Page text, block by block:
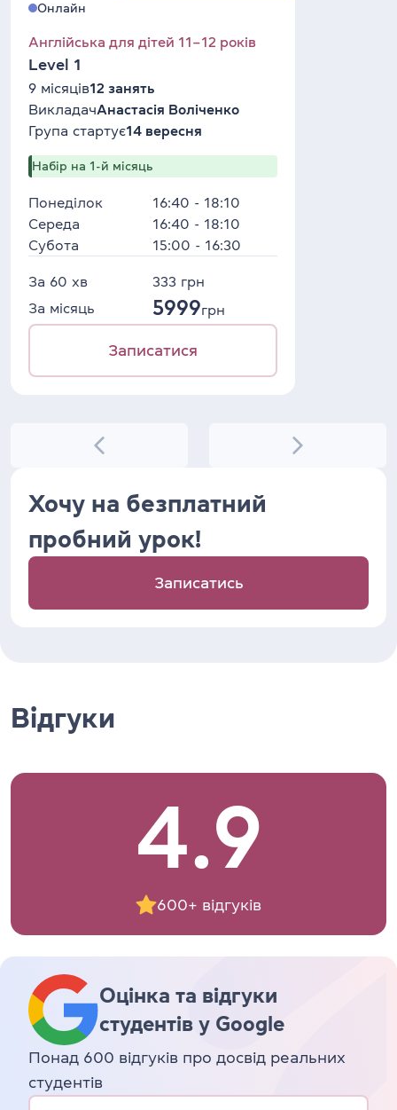
Онлайн
Англійська для дітей 11–12 років
Level 1
9 місяців12 занять
ВикладачАнастасія Воліченко
Група стартує14 вересня
Набір на 1-й місяць
Понеділок
16:40 - 18:10
Середа
16:40 - 18:10
Субота
15:00 - 16:30
За 60 хв 333 грн
За місяць
5999грн
Записатися
Хочу на безплатний
пробний урок!
Записатись
Відгуки
4.9
600+ відгуків
Оцінка та відгуки
студентів у Google
Понад 600 відгуків про досвід реальних
студентів